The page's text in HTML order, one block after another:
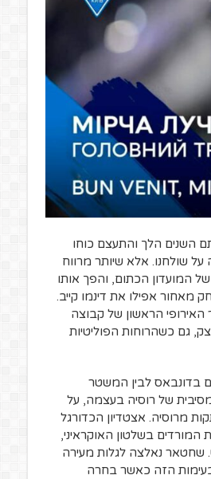
השנים הלך והתעצם כוחו
שולחנו. אלא שיותר מרווח
המועדון הכתום, והפך אותו
מאחור אפילו את דינמו קייב.
– התואר האירופי הראשון של קבוצה
גם כשהרוחות הפוליטיות
בדונבאס לבין המשטר
של רוסיה בעצמה, על
מרוסיה. אצטדיון הכדורגל
בשלטון האוקראיני,
שחטאר נאלצה לגלות מעירה
הזה כאשר בחרה